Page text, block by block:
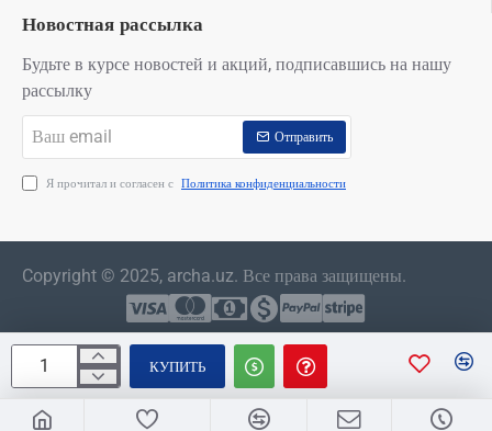
КУПИТЬ
Новостная рассылка
Будьте в курсе новостей и акций, подписавшись на нашу
рассылку
email
Отправить
Я прочитал и согласен с Политика конфиденциальности
Copyright © 2025, archa.uz. Все права защищены.